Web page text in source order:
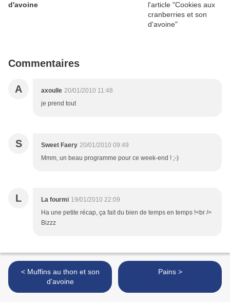
d'avoine
Commentaires
A axoulle 20/01/2010 11:48
je prend tout
S Sweet Faery 20/01/2010 09:49
Mmm, un beau programme pour ce week-end ! ;-)
L La fourmi 19/01/2010 22:09
Ha une petite récap, ça fait du bien de temps en temps !<br />
Bizzz
< Muffins au thon et son
d'avoine
Pains >